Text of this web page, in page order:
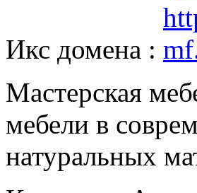
Икс домена :
Мастерская
мебели в
натуральных